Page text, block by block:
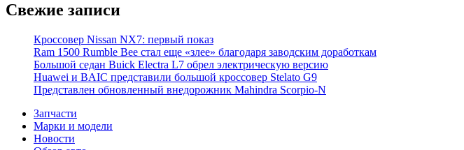
Свежие записи
Кроссовер Nissan NX7: первый показ
Ram 1500 Rumble Bee стал еще «злее» благодаря заводским доработкам
Большой седан Buick Electra L7 обрел электрическую версию
Huawei и BAIC представили большой кроссовер Stelato G9
Представлен обновленный внедорожник Mahindra Scorpio-N
Запчасти
Марки и модели
Новости